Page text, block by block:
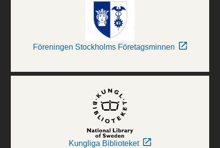
Föreningen Stockholms Företagsminnen
Kungliga Biblioteket